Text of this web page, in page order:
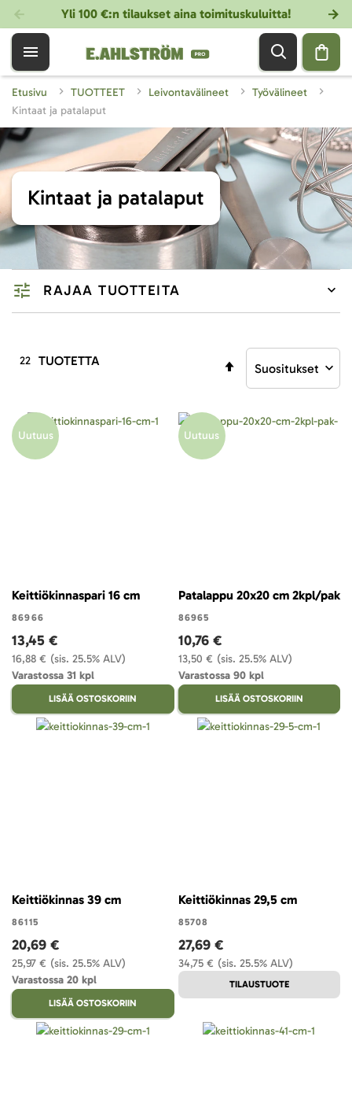
Yli 100 €:n tilaukset aina toimituskuluitta!
Etusivu TUOTTEET Leivontavälineet
Työvälineet
Kintaat ja patalaput
Kintaat ja patalaput
22 TUOTETTA
Aseta
Uutuus
Keittiökinnaspari 16 cm
86966
(sis. 25.5% ALV)
16,88 €
13,45 €
Varastossa 31 kpl
LISÄÄ OSTOSKORIIN
Uutuus
Patalappu 20x20 cm 2kpl/pak
86965
(sis. 25.5% ALV)
13,50 €
10,76 €
Varastossa 90 kpl
LISÄÄ OSTOSKORIIN
Keittiökinnas 39 cm
86115
(sis. 25.5% ALV)
25,97 €
20,69 €
Varastossa 20 kpl
LISÄÄ OSTOSKORIIN
Keittiökinnas 29,5 cm
85708
(sis. 25.5% ALV)
34,75 €
27,69 €
TILAUSTUOTE
RAJAA TUOTTEITA